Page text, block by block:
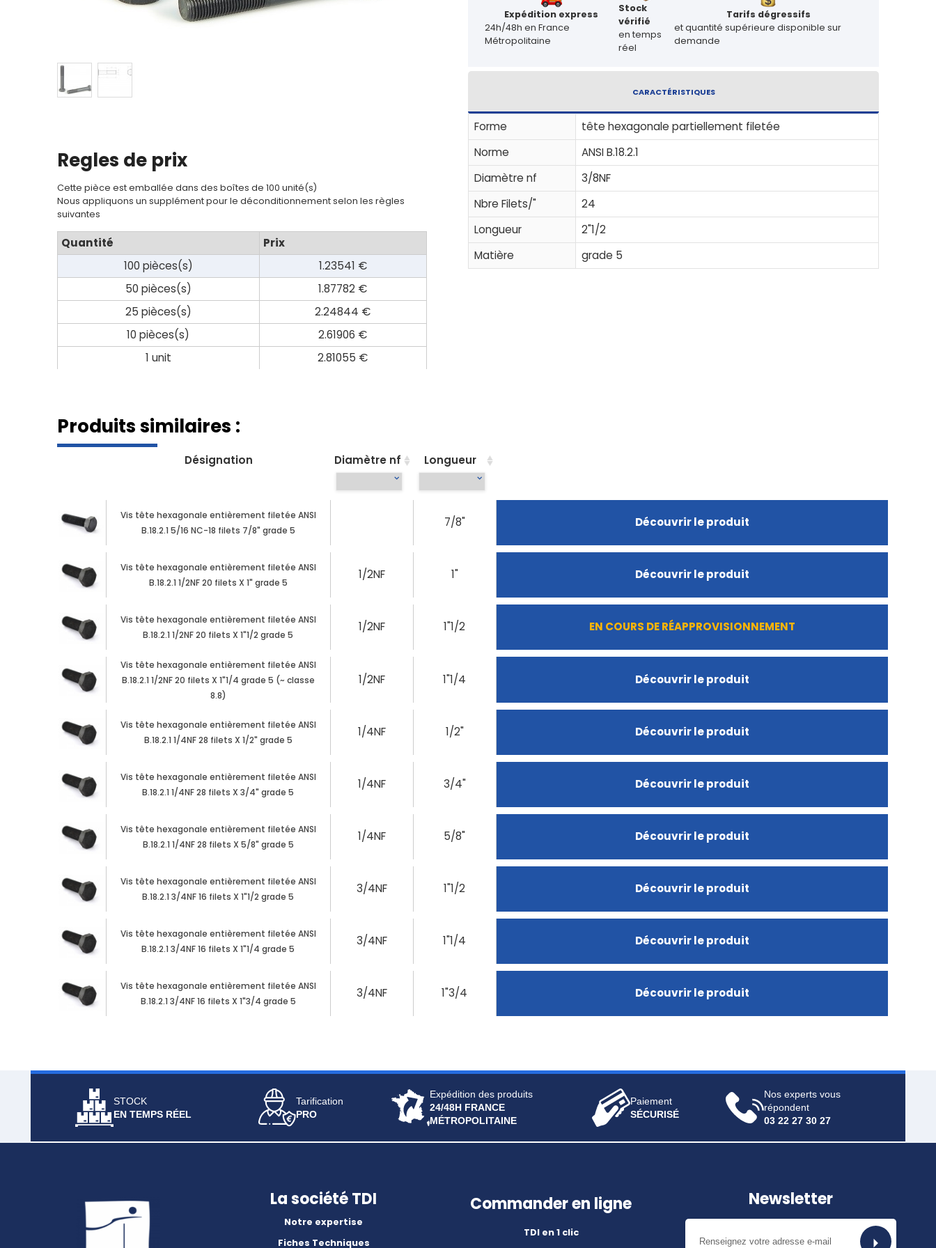
Regles de prix
Cette pièce est emballée dans des boîtes de 100 unité(s)
Nous appliquons un supplément pour le déconditionnement selon les règles
suivantes
Quantité
Prix
100 pièces(s)
1.23541 €
50 pièces(s)
1.87782 €
25 pièces(s)
2.24844 €
10 pièces(s)
2.61906 €
1 unit
2.81055 €
Expédition express
24h/48h en France
Métropolitaine
Stock
vérifié
en temps
réel
Tarifs dégressifs
et quantité supérieure disponible sur
demande
CARACTÉRISTIQUES
Forme
tête hexagonale partiellement filetée
Norme
ANSI B.18.2.1
Diamètre nf
3/8NF
Nbre Filets/"
24
Longueur
2"1/2
Matière
grade 5
Produits similaires :
Désignation Diamètre nf Longueur
Vis tête hexagonale entièrement filetée ANSI
B.18.2.1 5/16 NC-18 filets 7/8" grade 5
7/8" Découvrir le produit
Vis tête hexagonale entièrement filetée ANSI
B.18.2.1 1/2NF 20 filets X 1" grade 5
1/2NF 1" Découvrir le produit
Vis tête hexagonale entièrement filetée ANSI
B.18.2.1 1/2NF 20 filets X 1"1/2 grade 5
1/2NF 1"1/2 EN COURS DE RÉAPPROVISIONNEMENT
Vis tête hexagonale entièrement filetée ANSI
B.18.2.1 1/2NF 20 filets X 1"1/4 grade 5 (~ classe
8.8)
1/2NF 1"1/4 Découvrir le produit
Vis tête hexagonale entièrement filetée ANSI
B.18.2.1 1/4NF 28 filets X 1/2" grade 5
1/4NF 1/2" Découvrir le produit
Vis tête hexagonale entièrement filetée ANSI
B.18.2.1 1/4NF 28 filets X 3/4" grade 5
1/4NF 3/4" Découvrir le produit
Vis tête hexagonale entièrement filetée ANSI
B.18.2.1 1/4NF 28 filets X 5/8" grade 5
1/4NF 5/8" Découvrir le produit
Vis tête hexagonale entièrement filetée ANSI
B.18.2.1 3/4NF 16 filets X 1"1/2 grade 5
3/4NF 1"1/2 Découvrir le produit
Vis tête hexagonale entièrement filetée ANSI
B.18.2.1 3/4NF 16 filets X 1"1/4 grade 5
3/4NF 1"1/4 Découvrir le produit
Vis tête hexagonale entièrement filetée ANSI
B.18.2.1 3/4NF 16 filets X 1"3/4 grade 5
3/4NF 1"3/4 Découvrir le produit
STOCK
EN TEMPS RÉEL
Tarification
PRO
Expédition des produits
24/48H FRANCE
MÉTROPOLITAINE
Paiement
SÉCURISÉ
Nos experts vous
répondent
03 22 27 30 27
La société TDI
Notre expertise
Fiches Techniques
Commander en ligne
TDI en 1 clic
Newsletter